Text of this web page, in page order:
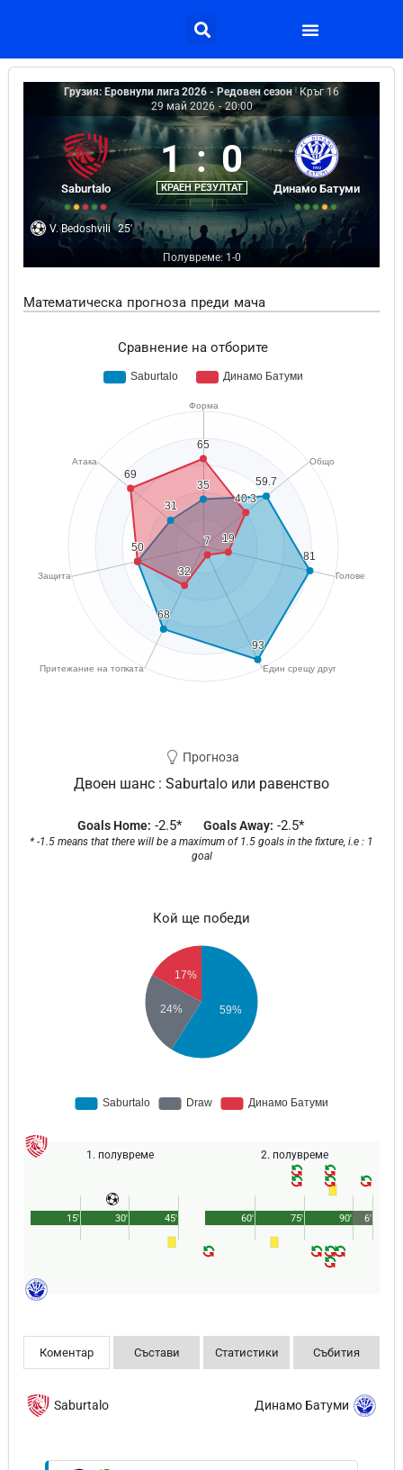
Грузия: Еровнули лига 2026 - Редовен сезон
Кръг 16
29 май 2026 - 20:00
Saburtalo
1 : 0
КРАЕН РЕЗУЛТАТ Динамо Батуми
V. Bedoshvili 25'
Полувреме: 1-0
Математическа прогноза преди мача
Сравнение на отборите
Прогноза
Двоен шанс : Saburtalo или равенство
Goals Home: -2.5* Goals Away: -2.5*
* -1.5 means that there will be a maximum of 1.5 goals in the fixture, i.e : 1
goal
Кой ще победи
1. полувреме
45'
15' 30'
2. полувреме
90'
60' 75' 6'
Коментар Състави Статистики Събития
Saburtalo Динамо Батуми